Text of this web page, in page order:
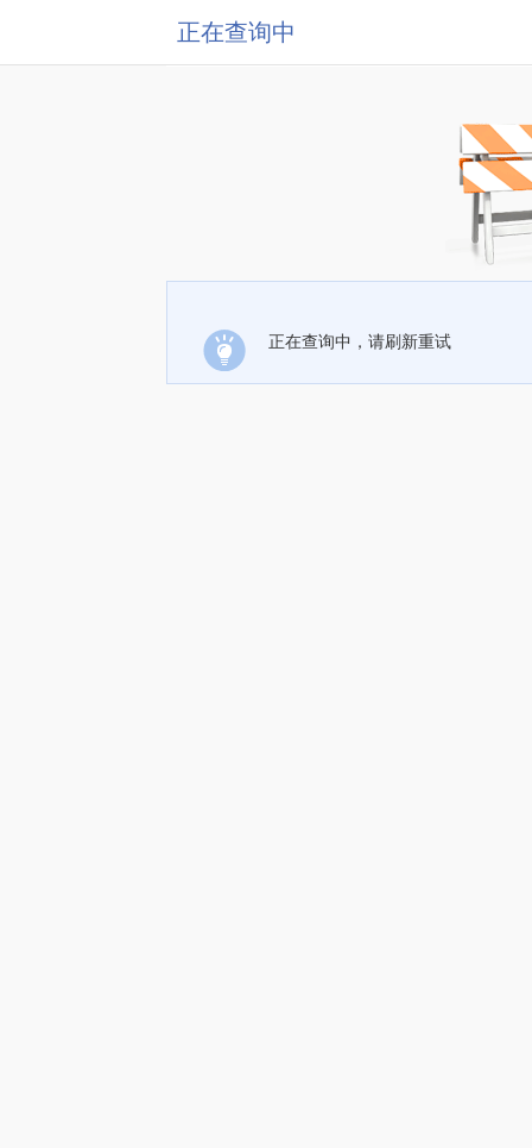
正在查询中
正在查询中，请刷新重试